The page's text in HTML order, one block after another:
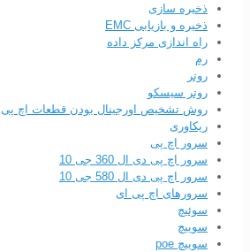
ذخیره سازی
ذخیره و بازیابی EMC
راه اندازی مرکز داده
رم
روتر
روتر سیسکو
روش تشخیص اورجینال بودن قطعات اچ پی
ریکاوری
سرور اچ پی
سرور اچ پی دی ال 360 جی 10
سرور اچ پی دی ال 580 جی 10
سرورهای اچ پی ای
سوئیچ
سوییچ
سوییچ poe